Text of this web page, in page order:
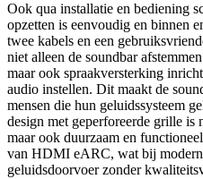
Ook qua installatie en bediening
opzetten is eenvoudig en binnen
twee kabels en een
niet alleen de soundbar
maar ook spraakversterking
audio instellen. Dit maakt de
mensen die hun geluidssysteem
design met geperforeerde grille is
maar ook duurzaam en
van HDMI eARC, wat bij
geluidsdoorvoer zonder